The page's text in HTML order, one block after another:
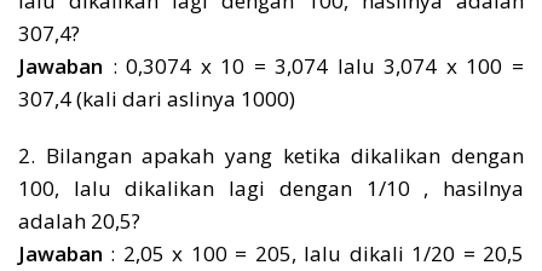
307,4?
Jawaban : 0,3074 x 10 = 3,074 lalu 3,074 x 100 =
307,4 (kali dari aslinya 1000)
2. Bilangan apakah yang ketika dikalikan dengan
100, lalu dikalikan lagi dengan 1/10 , hasilnya
adalah 20,5?
Jawaban : 2,05 x 100 = 205, lalu dikali 1/20 = 20,5